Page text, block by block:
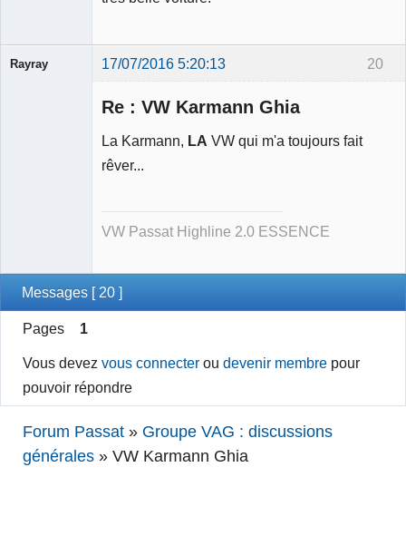
20
Rayray 17/07/2016 5:20:13
Re : VW Karmann Ghia
La Karmann, LA VW qui m'a toujours fait
rêver...
VW Passat Highline 2.0 ESSENCE
Messages [ 20 ]
Pages 1
Vous devezvous connecter oudevenir membre pour
pouvoir répondre
Forum Passat » Groupe VAG : discussions
générales »VW Karmann Ghia